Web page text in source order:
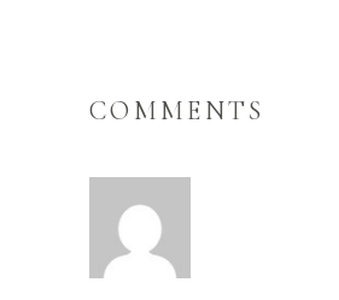
COMMENTS